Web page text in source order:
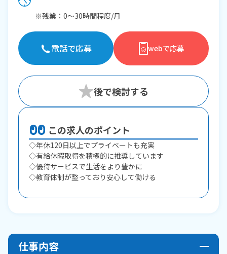
※残業：0〜30時間程度/月
電話で応募 webで応募
この求人のポイント
◇年休120日以上でプライベートも充実
◇有給休暇取得を積極的に推奨しています
◇優待サービスで生活をより豊かに
◇教育体制が整っており安心して働ける
仕事内容